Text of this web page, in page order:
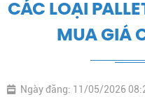
CÁC LOẠI
MUA GIÁ
Ngày đăng: 11/05/2026